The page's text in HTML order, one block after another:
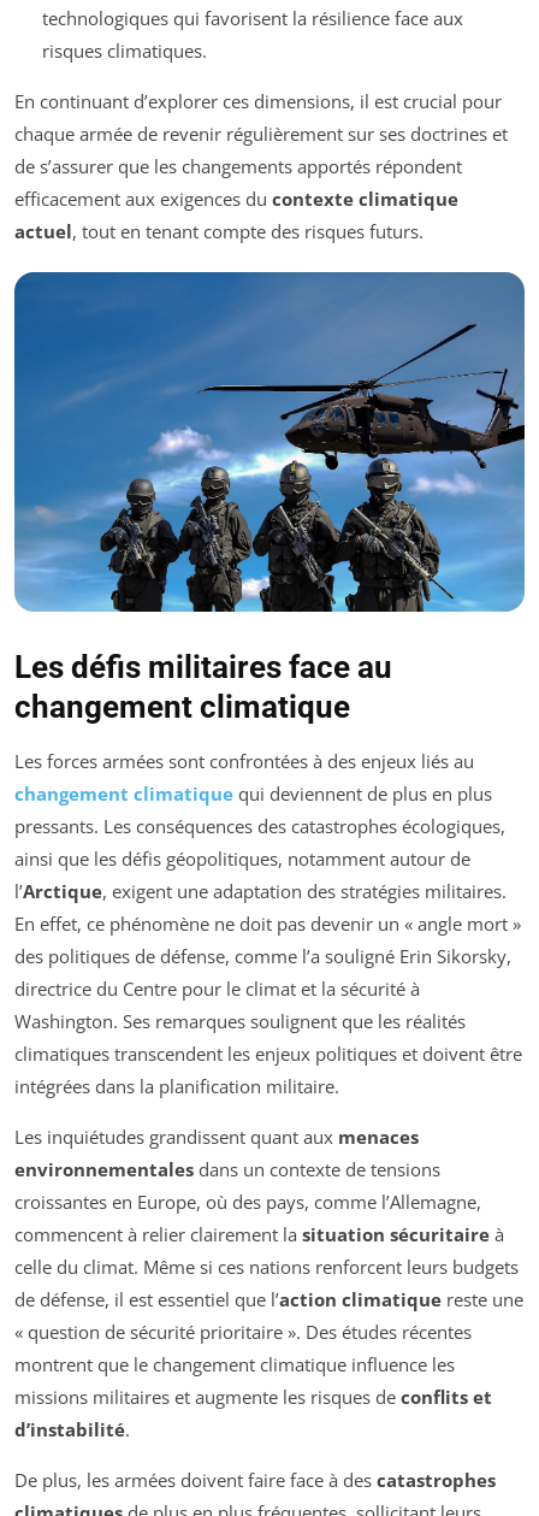
technologiques qui favorisent la résilience face aux
risques climatiques.
En continuant d’explorer ces dimensions, il est crucial pour
chaque armée de revenir régulièrement sur ses doctrines et
de s’assurer que les changements apportés répondent
efficacement aux exigences du contexte climatique
actuel, tout en tenant compte des risques futurs.
Les défis militaires face au
changement climatique
Les forces armées sont confrontées à des enjeux liés au
changement climatique qui deviennent de plus en plus
pressants. Les conséquences des catastrophes écologiques,
ainsi que les défis géopolitiques, notamment autour de
l’Arctique, exigent une adaptation des stratégies militaires.
En effet, ce phénomène ne doit pas devenir un « angle mort »
des politiques de défense, comme l’a souligné Erin Sikorsky,
directrice du Centre pour le climat et la sécurité à
Washington. Ses remarques soulignent que les réalités
climatiques transcendent les enjeux politiques et doivent être
intégrées dans la planification militaire.
Les inquiétudes grandissent quant aux menaces
environnementales dans un contexte de tensions
croissantes en Europe, où des pays, comme l’Allemagne,
commencent à relier clairement la situation sécuritaire à
celle du climat. Même si ces nations renforcent leurs budgets
de défense, il est essentiel que l’action climatique reste une
« question de sécurité prioritaire ». Des études récentes
montrent que le changement climatique influence les
missions militaires et augmente les risques de conflits et
d’instabilité.
De plus, les armées doivent faire face à des catastrophes